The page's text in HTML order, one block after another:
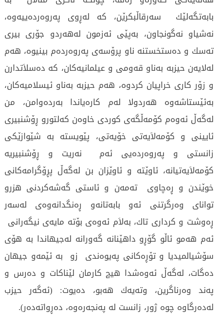
بابه‌تگه‌لێك سه‌رقاڵبكرێن، كه‌ له‌ڕوی‌ په‌روه‌رده‌ییه‌وه‌،
نه‌شیاو نه‌گونجاون، به‌پێی‌ ئه‌زمون له‌هه‌ردو جۆری‌ بیری‌
ته‌سك و ده‌ستخستنه‌ ناو پرۆسه‌ی‌ په‌روه‌رده‌م بینیوه‌، هه‌م
له‌لایه‌ن حیزبه‌ به‌ناو قه‌ومی‌ و عیلمانیه‌كان، كه‌ ده‌سلاَتدارن
و زۆر كاری‌ خراپیان كردوه‌، هه‌م حیزبه‌ به‌ناو ئیسلامیه‌كان،
به‌ئێستاشه‌وه‌ هه‌ردولا له‌م كاره‌یاندا به‌رده‌وامن، من
له‌گه‌ڵ ئه‌وه‌م كۆمه‌ڵگه‌ی‌ كوردی‌ خاوه‌ن كه‌لتورو ڕۆشنبیری‌
ئایینی‌ و كۆمه‌لاَیه‌تی‌ خۆیه‌تی‌، پێویسته‌ به‌ شێوازێكی‌
زانستی‌ و په‌روه‌رده‌یی ئه‌م نه‌ریت و ڕۆشنبیریه‌
كۆمه‌لاَیه‌تیانه‌، ئاوێته‌ و ئاوێزان بن له‌گه‌ڵ پڕۆگرامه‌كانی‌
خوێندن و ڕه‌چاوی‌ ته‌مه‌ن و ئاستی‌ گه‌شه‌كردنی‌ هزرو
توانای‌ وه‌رگرتنی‌ ئه‌و بابه‌تانه‌و ڕه‌نگدانه‌وه‌ی‌ له‌سه‌ر
ڕه‌وشت و كرداری‌ تاك، به‌لاَم ئه‌وه‌ی‌ بۆته‌ مایه‌ی‌ نیگه‌رانی‌
ئه‌م هه‌مو ئاڵو گۆڕو داهێنانه‌ گه‌ورانه‌ له‌جیهاندا به‌ هۆی‌
سۆشیالمیدیا و تۆڕه‌كانی‌ په‌یوه‌ندی‌ زو به‌ ئێمه‌و جیهان
ده‌گات، له‌گه‌ڵ ئه‌وه‌شدا هیچ كارمان لێناكات و ده‌رس و
په‌ند وه‌رناگرین، وته‌یه‌ك هه‌بو، ده‌یوت: (ئه‌گه‌ر حیزب
له‌ده‌رگاوه‌ چوه‌ ژور، زانست له‌ په‌نجه‌ره‌وه‌، ده‌ڕواته‌ده‌ر).